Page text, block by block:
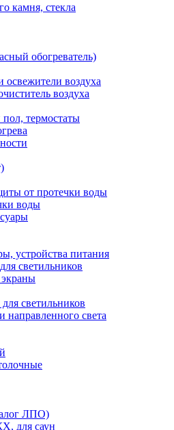
камня, стекла
обогреватель)
воздуха
воздуха
термостаты
от протечки воды
воды
устройства питания
светильников
экраны
светильников
света
ЛПО)
для саун